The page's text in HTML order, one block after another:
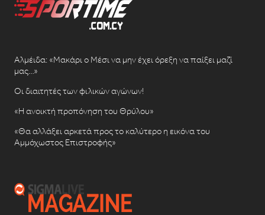
Αλμέιδα: «Μακάρι ο Μέσι να μην έχει όρεξη να παίξει μαζί
μας…»
Οι διαιτητές των φιλικών αγώνων!
«Η ανοικτή προπόνηση του Θρύλου»
«Θα αλλάξει αρκετά προς το καλύτερο η εικόνα του
Αμμόχωστος Επιστροφής»